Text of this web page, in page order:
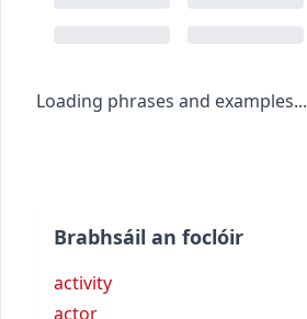
Loading phrases and examples...
Brabhsáil an foclóir
activity
actor